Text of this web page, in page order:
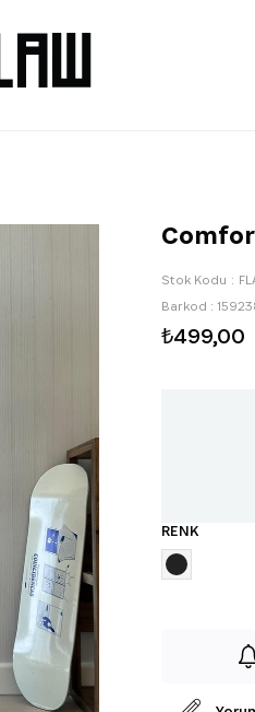
Stok Kodu
Barkod :
₺499,00
RENK